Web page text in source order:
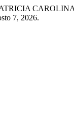
7, 2026.